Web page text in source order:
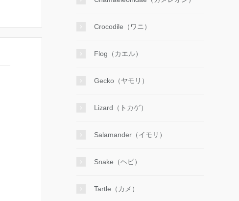
Crocodile（ワニ）
Flog（カエル）
Gecko（ヤモリ）
Lizard（トカゲ）
Salamander（イモリ）
Snake（ヘビ）
Tartle（カメ）